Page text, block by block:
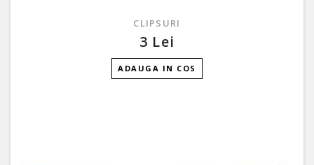
CLIPSURI
3 Lei
ADAUGA IN COS